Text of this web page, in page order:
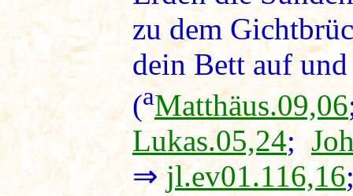
zu dem
dein Bett auf
(aMatthäus.09,06
Lukas.05,24;
⇒jl.ev01.116,16